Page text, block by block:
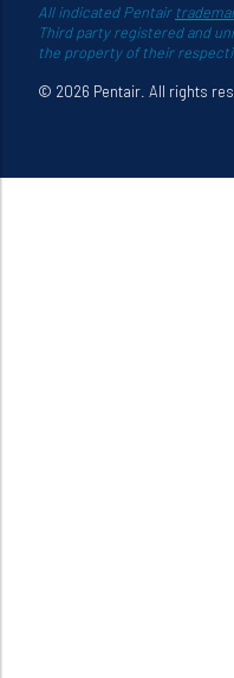
All indicated Pentair
Third party registered and
the property of their
© 2026 Pentair. All rights